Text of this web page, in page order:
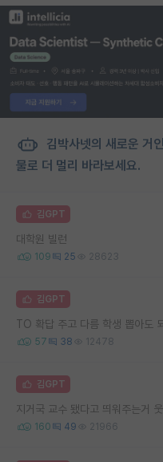
김박사넷의 새로운 거
물로 더 멀리 바라보세요.
김GPT
대학원 빌런
109 25 28623
김GPT
TO 확답 주고 다름 학생 뽑아도
57 38 12478
김GPT
지거국 교수 됐다고 띄워주는거 웃
160 49 21966